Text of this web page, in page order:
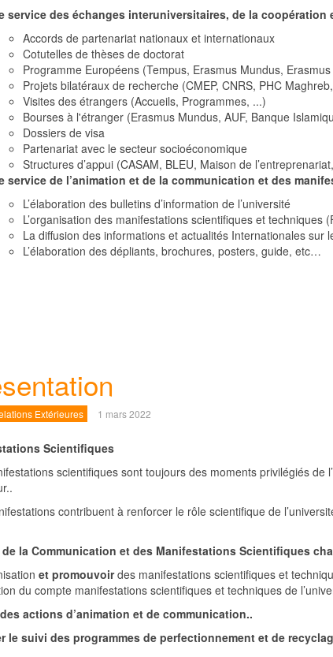
service des échanges interuniversitaires, de la
Accords de partenariat nationaux et internationaux
Cotutelles de thèses de doctorat
Programme Européens (Tempus, Erasmus Mundus,
Projets bilatéraux de recherche (CMEP, CNRS, PHC
Visites des étrangers (Accueils, Programmes, ...)
Bourses à l'étranger (Erasmus Mundus, AUF, Banque
Dossiers de visa
Partenariat avec le secteur socioéconomique
Structures d’appui (CASAM, BLEU, Maison de
service de l’animation et de la communication et des
L’élaboration des bulletins d’information de l’université
L’organisation des manifestations scientifiques et techniques
La diffusion des informations et actualités Internationales sur
L’élaboration des dépliants, brochures, posters, guide, etc…
Extérieures 1 mars 2022
Scientifiques
scientifiques sont toujours des moments privilégiés de
contribuent à renforcer le rôle scientifique de
de la Communication et des Manifestations Scientifiques
et promouvoirdes manifestations scientifiques et
du compte manifestations scientifiques et techniques de
actions d’animation et de communication..
le suivi des programmes de perfectionnement et de